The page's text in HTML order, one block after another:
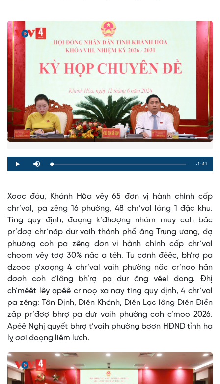
Play Mute Loaded:
0%
Progress:
0%
Remaining
-1:41
Xooc đâu, Khánh Hòa vêy 65 đơn vị hành chính cấp
chr’val, pa zêng 16 phường, 48 chr’val lâng 1 đặc khu.
Ting quy định, đoọng k’đhơợng nhâm muy coh bâc
pr’đơợ chr’năp dưr vaih thành phố âng Trung ương, đợ
phường coh pa zêng đơn vị hành chính cấp chr’val
choom vêy tơợ 30% năc a têh. Tu cơnh đêêc, bh’rợ pa
dzooc p’xoọng 4 chr’val vaih phường năc cr’noọ hân
đơơh coh c’lâng bh’rợ pa dưr âng vêel đong. Đhị
ch’mêêt lêy apêê cr’noọ xa nay ting quy định, 4 chr’val
pa zêng: Tân Định, Diên Khánh, Diên Lạc lâng Diên Điền
zâp pr’đơợ bhrợ pa dưr vaih phường coh c’moo 2026.
Apêê Nghị quyết bhrợ t’vaih phường bơơn HĐND tỉnh ha
lỵ ơơi đoọng liêm lưch.